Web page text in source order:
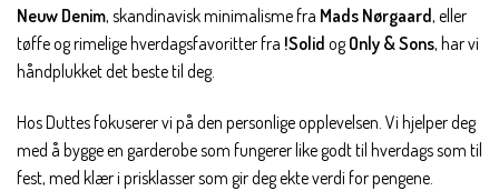
Neuw Denim, skandinavisk minimalisme fra Mads Nørgaard, eller
tøffe og rimelige hverdagsfavoritter fra !Solid ogOnly & Sons, har vi
håndplukket det beste til deg.
Hos Duttes fokuserer vi på den personlige opplevelsen. Vi hjelper deg
med å bygge en garderobe som fungerer like godt til hverdags som til
fest, med klær i prisklasser som gir deg ekte verdi for pengene.